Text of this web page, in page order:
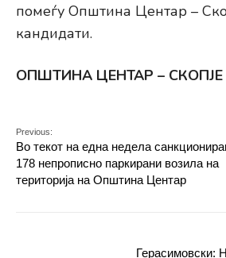
помеѓу Oпштина Центар –
кандидати.
ОПШТИНА ЦЕНТАР – СКОПЈЕ
Previous:
Во текот на една недела
178 непрописно паркирани возила на
територија на Општина Центар
Герасимовски: